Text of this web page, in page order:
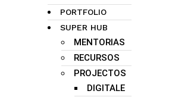
PORTFOLIO
SUPER HUB
MENTORIAS
RECURSOS
PROJECTOS
DIGITALE